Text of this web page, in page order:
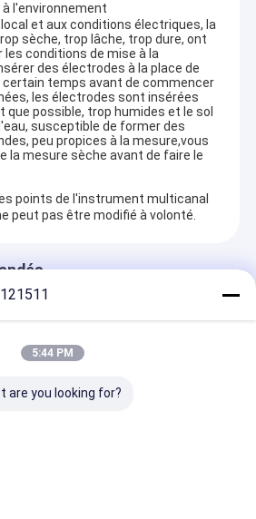
l'environnement
et aux conditions électriques, la
sèche, trop lâche, trop dure, ont
les conditions de mise à la
des électrodes à la place de
certain temps avant de commencer
les électrodes sont insérées
possible, trop humides et le sol
susceptible de former des
peu propices à la mesure,vous
la mesure sèche avant de faire le
points de l'instrument multicanal
peut pas être modifié à volonté.
5:44 PM
are you looking for?